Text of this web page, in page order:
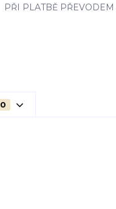
PŘI PLATBĚ PŘEVODEM
0